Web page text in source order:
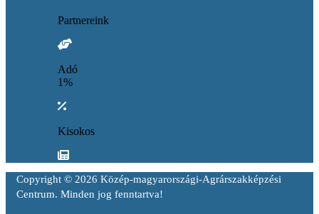
Partnereink
Adó
1%
Kisokos
Copyright © 2026 Közép-magyarországi-Agrárszakképzési
Centrum. Minden jog fenntartva!